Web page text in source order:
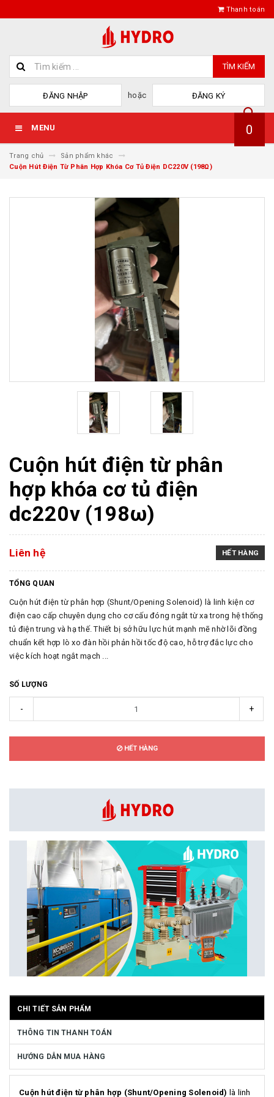
Thanh toán
TÌM KIẾM
ĐĂNG NHẬP hoặc ĐĂNG KÝ
MENU 0
Trang chủ
Sản phẩm khác
Cuộn Hút Điện Từ Phân Hợp Khóa Cơ Tủ Điện DC220V (198Ω)
Cuộn hút điện từ phân
hợp khóa cơ tủ điện
dc220v (198ω)
Liên hệ HẾT HÀNG
TỔNG QUAN
Cuộn hút điện từ phân hợp (Shunt/Opening Solenoid) là linh kiện cơ
điện cao cấp chuyên dụng cho cơ cấu đóng ngắt từ xa trong hệ thống
tủ điện trung và hạ thế. Thiết bị sở hữu lực hút mạnh mẽ nhờ lõi đồng
chuẩn kết hợp lò xo đàn hồi phản hồi tốc độ cao, hỗ trợ đắc lực cho
việc kích hoạt ngắt mạch ...
SỐ LƯỢNG
- +
HẾT HÀNG
CHI TIẾT SẢN PHẨM
THÔNG TIN THANH TOÁN
HƯỚNG DẪN MUA HÀNG
Cuộn hút điện từ phân hợp (Shunt/Opening Solenoid) là linh